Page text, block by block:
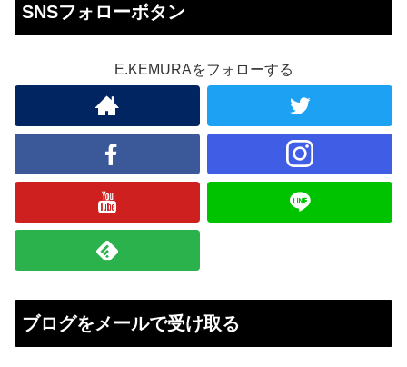
SNSフォローボタン
E.KEMURAをフォローする
ブログをメールで受け取る